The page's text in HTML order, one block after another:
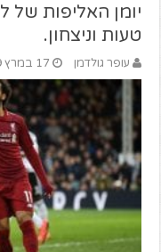
טעות וניצחון.
עופר גולדמן 17 במרץ 2019